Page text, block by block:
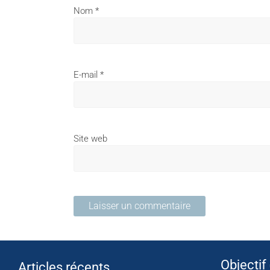
Nom *
E-mail *
Site web
Objectif